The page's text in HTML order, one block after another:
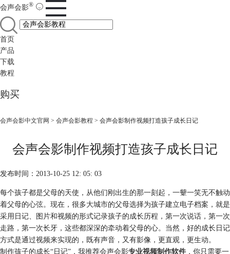
会声会影®
首页
产品
下载
教程
购买
会声会影中文官网 > 会声会影教程 > 会声会影制作视频打造孩子成长日记
会声会影制作视频打造孩子成长日记
发布时间：2013-10-25 12: 05: 03
每个孩子都是父母的天使，从他们刚出生的那一刻起，一颦一笑无不触动
着父母的心弦。现在，很多大城市的父母选择为孩子建立电子档案，就是
采用日记、图片和视频的形式记录孩子的成长历程，第一次说话，第一次
走路，第一次长牙，这些都深深的牵动着父母的心。当然，好的成长日记
方式是通过视频来实现的，既有声音，又有影像，更直观，更生动。
制作孩子的成长“日记”，我推荐会声会影专业视频制作软件，你只需要一